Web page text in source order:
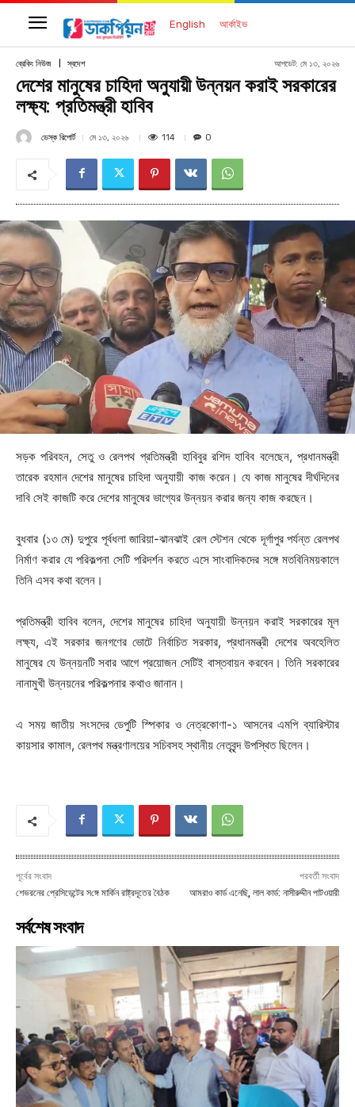
English আর্কাইভ
ব্রেকিং নিউজ স্বদেশ আপডেট: মে ১৩, ২০২৬
দেশের মানুষের চাহিদা অনুযায়ী উন্নয়ন করাই সরকারের
লক্ষ্য: প্রতিমন্ত্রী হাবিব
ডেস্ক রিপোর্ট মে ১৩, ২০২৬ 114 0
সড়ক পরিবহন, সেতু ও রেলপথ প্রতিমন্ত্রী হাবিবুর রশিদ হাবিব বলেছেন, প্রধানমন্ত্রী
তারেক রহমান দেশের মানুষের চাহিদা অনুযায়ী কাজ করেন। যে কাজ মানুষের দীর্ঘদিনের
দাবি সেই কাজটি করে দেশের মানুষের ভাগ্যের উন্নয়ন করার জন্য কাজ করছেন।
বুধবার (১৩ মে) দুপুরে পূর্বধলা জারিয়া-ঝানঝাই রেল স্টেশন থেকে দূর্গাপুর পর্যন্ত রেলপথ
নির্মাণ করার যে পরিকল্পনা সেটি পরিদর্শন করতে এসে সাংবাদিকদের সঙ্গে মতবিনিময়কালে
তিনি এসব কথা বলেন।
প্রতিমন্ত্রী হাবিব বলেন, দেশের মানুষের চাহিদা অনুযায়ী উন্নয়ন করাই সরকারের মূল
লক্ষ্য, এই সরকার জনগণের ভোটে নির্বাচিত সরকার, প্রধানমন্ত্রী দেশের অবহেলিত
মানুষের যে উন্নয়নটি সবার আগে প্রয়োজন সেটিই বাস্তবায়ন করবেন। তিনি সরকারের
নানামুখী উন্নয়নের পরিকল্পনার কথাও জানান।
এ সময় জাতীয় সংসদের ডেপুটি স্পিকার ও নেত্রকোণা-১ আসনের এমপি ব্যারিস্টার
কায়সার কামাল, রেলপথ মন্ত্রণালয়ের সচিবসহ স্থানীয় নেতৃবৃন্দ উপস্থিত ছিলেন।
পূর্বের সংবাদ
শেভরনের প্রেসিডেন্টের স‌ঙ্গে মা‌র্কিন রাষ্ট্রদূতের বৈঠক
পরবর্তী সংবাদ
আমরাও কার্ড এনেছি, লাল কার্ড: নাসীরুদ্দীন পাটওয়ারী
সর্বশেষ সংবাদ